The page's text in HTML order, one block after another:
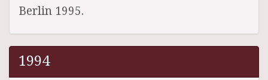
Berlin 1995.
1994